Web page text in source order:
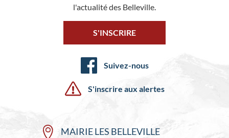
l'actualité des Belleville.
S'INSCRIRE
Suivez-nous
S'inscrire aux alertes
MAIRIE LES BELLEVILLE